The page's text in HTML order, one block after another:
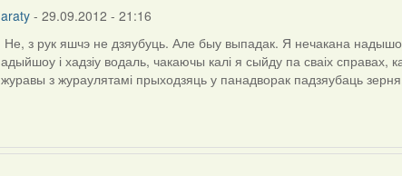
araty - 29.09.2012 - 21:16
Не, з рук яшчэ не дзяубуць. Але быу выпадак. Я нечакана
адыйшоу і хадзіу водаль, чакаючы калі я сыйду па сваіх
журавы з жураулятамі прыходзяць у панадворак падзяубаць